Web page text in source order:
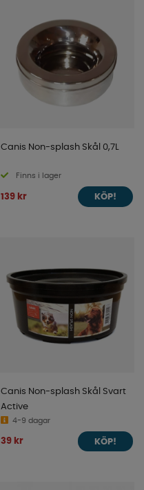
Canis Non-splash Skål 0,7L
Finns i lager
139 kr KÖP!
Canis Non-splash Skål Svart
Active
4-9 dagar
39 kr KÖP!